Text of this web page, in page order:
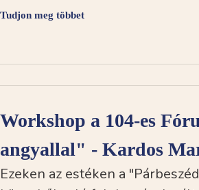
Tudjon meg többet
Workshop a 104-es
angyallal" - Kardos
Ezeken az estéken a